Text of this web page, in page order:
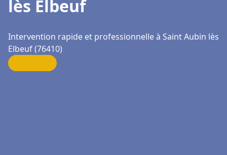
lès Elbeuf
Intervention rapide et professionnelle à Saint Aubin lès
Elbeuf (76410)